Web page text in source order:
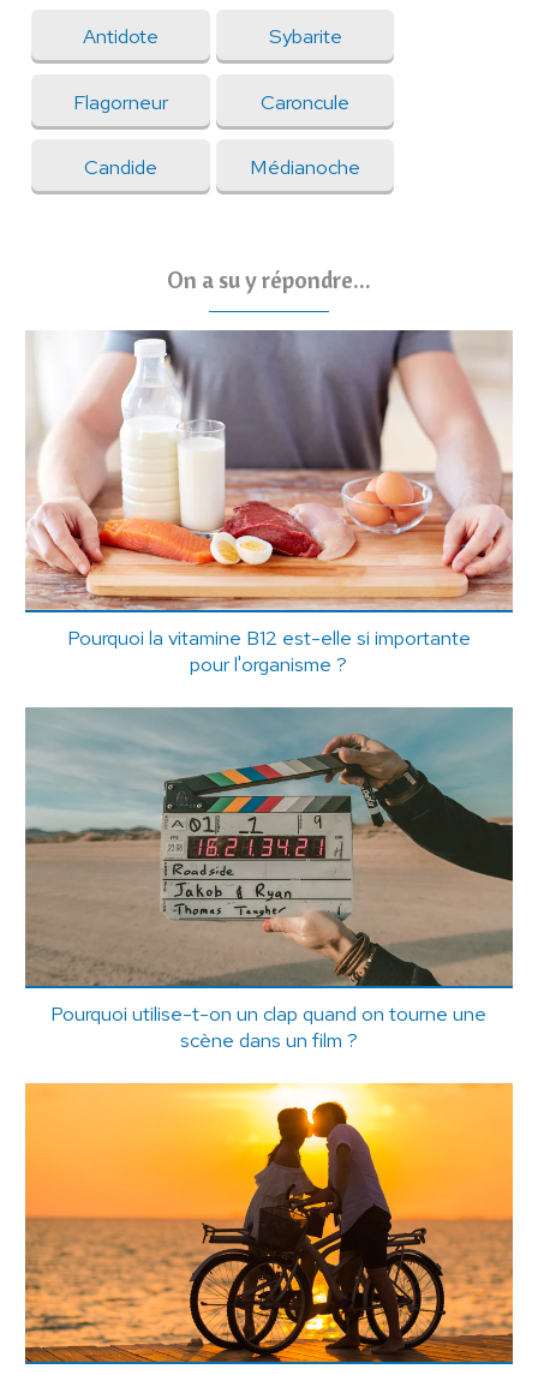
Antidote Sybarite
Flagorneur Caroncule
Candide Médianoche
On a su y répondre...
Pourquoi la vitamine B12 est-elle si importante
pour l'organisme ?
Pourquoi utilise-t-on un clap quand on tourne une
scène dans un film ?